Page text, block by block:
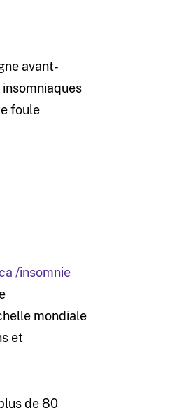
avant-
foule
/insomnie
mondiale
et
de 80